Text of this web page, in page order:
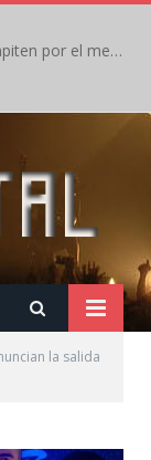
Crónica: In Flames y The Baboon Show compiten por el mejor concierto del día en el Leyendas del Rock – Viernes – Agosto 2026
la salida